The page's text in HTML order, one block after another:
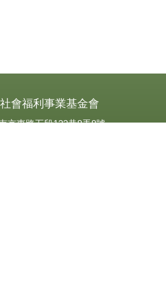
會福利事業基金會
京東路五段123巷8弄8號